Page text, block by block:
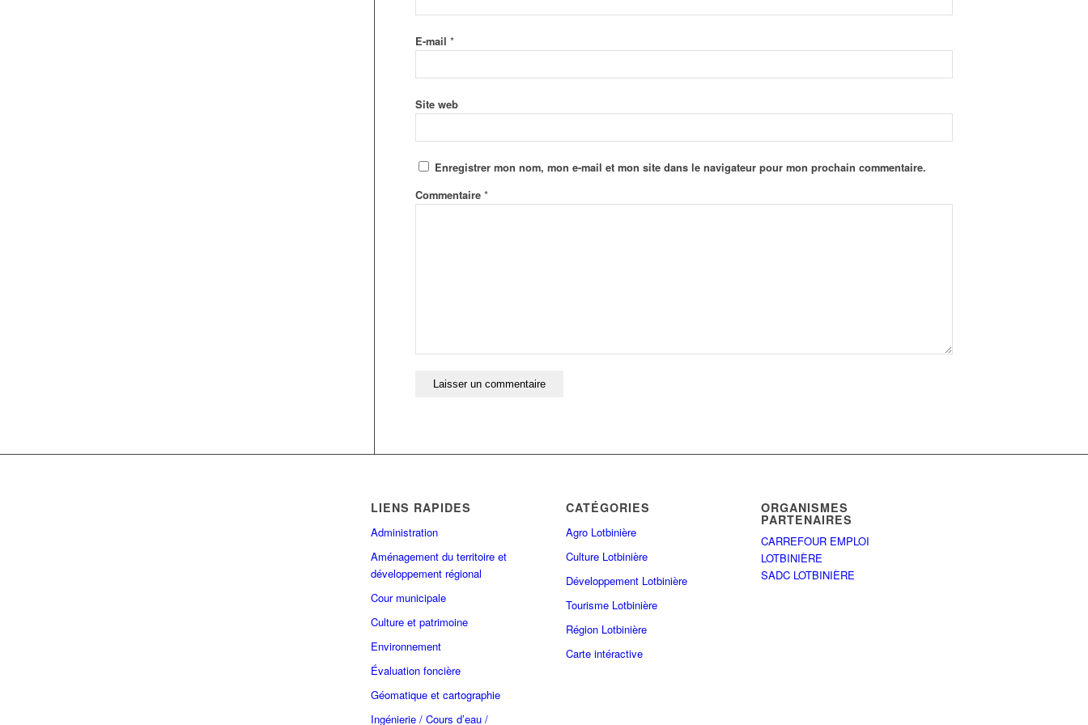
E-mail *
Site web
Enregistrer mon nom, mon e-mail et mon site dans le navigateur pour mon prochain commentaire.
Commentaire *
LIENS RAPIDES
Administration
Aménagement du territoire et
développement régional
Cour municipale
Culture et patrimoine
Environnement
Évaluation foncière
Géomatique et cartographie
Ingénierie / Cours d’eau /
CATÉGORIES
Agro Lotbinière
Culture Lotbinière
Développement Lotbinière
Tourisme Lotbinière
Région Lotbinière
Carte intéractive
ORGANISMES
PARTENAIRES
CARREFOUR EMPLOI
LOTBINIÈRE
SADC LOTBINIÈRE